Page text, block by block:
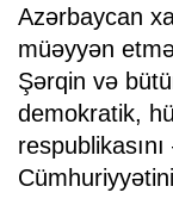
Azərbaycan
müəyyən
Şərqin və
demokratik,